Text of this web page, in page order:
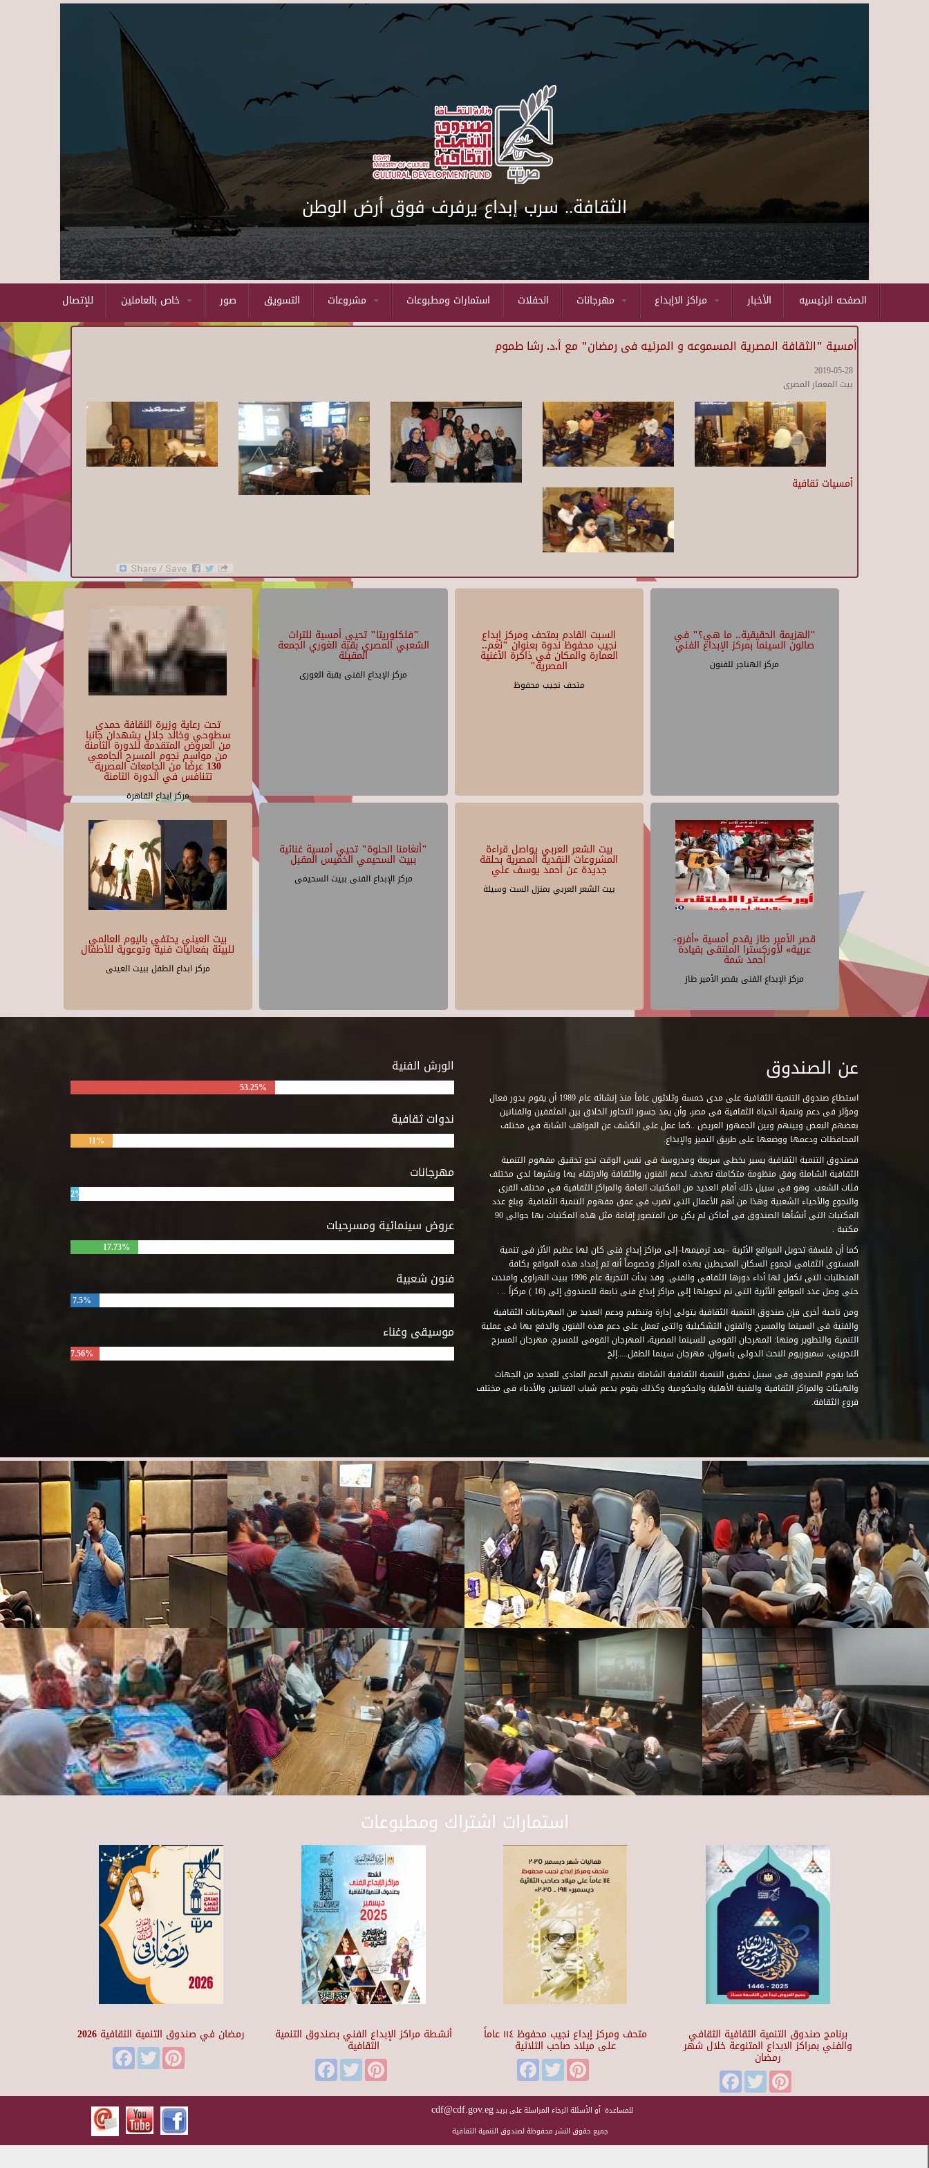
Skip to main content
الثقافة.. سرب إبداع يرفرف فوق أرض الوطن
للإتصال صور التسويق استمارات ومطبوعات الحفلات الأخبار الصفحه الرئيسيه
أمسية "الثقافة المصرية المسموعه و المرئيه فى رمضان" مع أ.د. رشا طموم
2019-05-28
بيت المعمار المصرى
أمسيات ثقافية
تحت رعاية وزيرة الثقافة حمدي
سطوحي وخالد جلال يشهدان جانبا
من العروض المتقدمة للدورة الثامنة
من مواسم نجوم المسرح الجامعي
130 عرضًا من الجامعات المصرية
تتنافس في الدورة الثامنة
مركز ابداع القاهرة
"فلكلوريتا" تحيي أمسية للتراث
الشعبي المصري بقبة الغوري الجمعة
المقبلة
مركز الإبداع الفنى بقبة الغورى
السبت القادم بمتحف ومركز إبداع
نجيب محفوظ ندوة بعنوان "نغم..
العمارة والمكان في ذاكرة الأغنية
المصرية"
متحف نجيب محفوظ
"الهزيمة الحقيقية.. ما هي؟" في
صالون السينما بمركز الإبداع الفني
مركز الهناجر للفنون
بيت العيني يحتفي باليوم العالمي
للبيئة بفعاليات فنية وتوعوية للأطفال
مركز ابداع الطفل ببيت العينى
"أنغامنا الحلوة" تحيي أمسية غنائية
ببيت السحيمي الخميس المقبل
مركز الإبداع الفنى ببيت السحيمى
بيت الشعر العربي يواصل قراءة
المشروعات النقدية المصرية بحلقة
جديدة عن أحمد يوسف علي
بيت الشعر العربي بمنزل الست وسيلة
قصر الأمير طاز يقدم أمسية «أفرو-
عربية» لأوركسترا الملتقى بقيادة
أحمد شمة
مركز الإبداع الفنى بقصر الأمير طاز
الورش الفنية
53.25%
ندوات ثقافية
11%
مهرجانات
2%
عروض سينمائية ومسرحيات
17.73%
فنون شعبية
7.5%
موسيقى وغناء
7.56%
عن الصندوق
استطاع صندوق التنمية الثقافية على مدى خمسة وثلاثون عاماً منذ إنشائه عام 1989 أن يقوم بدور فعال
ومؤثر فى دعم وتنمية الحياة الثقافية فى مصر، وأن يمد جسور التحاور الخلاق بين المثقفين والفنانين
بعضهم البعض وبينهم وبين الجمهور العريض ..كما عمل على الكشف عن المواهب الشابة فى مختلف
المحافظات ودعمها ووضعها على طريق التميز والإبداع.
فصندوق التنمية الثقافية يسير بخطى سريعة ومدروسة فى نفس الوقت نحو تحقيق مفهوم التنمية
الثقافية الشاملة وفق منظومة متكاملة تهدف لدعم الفنون والثقافة والارتقاء بها ونشرها لدى مختلف
فئات الشعب. وهو فى سبيل ذلك أقام العديد من المكتبات العامة والمراكز الثقافية فى مختلف القرى
والنجوع والأحياء الشعبية وهذا من أهم الأعمال التى تضرب فى عمق مفهوم التنمية الثقافية. وبلغ عدد
المكتبات التى أنشأها الصندوق فى أماكن لم يكن من المتصور إقامة مثل هذه المكتبات بها حوالى 90
مكتبة .
كما أن فلسفة تحويل المواقع الأثرية –بعد ترميمها–إلى مراكز إبداع فنى كان لها عظيم الأثر فى تنمية
المستوى الثقافى لجموع السكان المحيطين بهذه المراكز وخصوصاً أنه تم إمداد هذه المواقع بكافة
المتطلبات التى تكفل لها أداء دورها الثقافى والفنى. وقد بدأت التجربة عام 1996 ببيت الهراوى وامتدت
حتى وصل عدد المواقع الأثرية التى تم تحويلها إلى مراكز إبداع فنى تابعة للصندوق إلى (16 ) مركزاً .. .
ومن ناحية أخرى فإن صندوق التنمية الثقافية يتولى إدارة وتنظيم ودعم العديد من المهرجانات الثقافية
والفنية فى السينما والمسرح والفنون التشكيلية والتى تعمل على دعم هذه الفنون والدفع بها فى عملية
التنمية والتطوير ومنها: المهرجان القومى للسينما المصرية، المهرجان القومى للمسرح، مهرجان المسرح
التجريبى، سمبوزيوم النحت الدولى بأسوان، مهرجان سينما الطفل.....إلخ
كما يقوم الصندوق فى سبيل تحقيق التنمية الثقافية الشاملة بتقديم الدعم المادى للعديد من الجهات
والهيئات والمراكز الثقافية والفنية الأهلية والحكومية وكذلك يقوم بدعم شباب الفنانين والأدباء فى مختلف
فروع الثقافة.
استمارات اشتراك ومطبوعات
رمضان في صندوق التنمية الثقافية 2026
FacebookTwitter
أنشطة مراكز الإبداع الفني بصندوق التنمية
الثقافية
FacebookTwitterPinterest
متحف ومركز إبداع نجيب محفوظ ١١٤ عاماً
على ميلاد صاحب الثلاثية
FacebookTwitter
برنامج صندوق التنمية الثقافية الثقافي
والفني بمراكز الابداع المتنوعة خلال شهر
رمضان
FacebookTwitterPinterest
للمساعدة أو الأسئلة الرجاء المراسلة على بريدcdf@cdf.gov.eg
جميع حقوق النشر محفوظة لصندوق التنمية الثقافية